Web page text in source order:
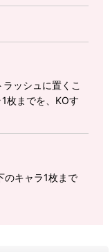
ッシュに置くこ
枚までを、KOす
のキャラ1枚まで